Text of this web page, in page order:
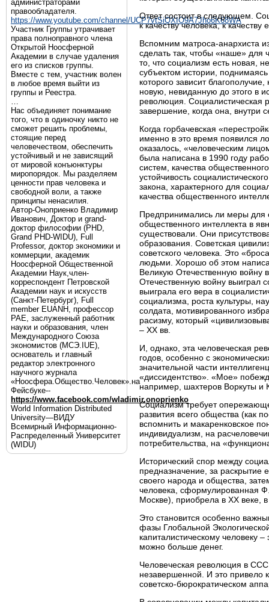
администраторами
правообладателя.
https://www.youtube.com/channel/UCP7vtSiQXIO9A7Jho6K68WA
Участник Группы утрачивает
права полноправного члена
Открытой Ноосферной
Академии в случае удаления
его из списков группы.
Вместе с тем, участник волен
в любое время выйти из
группы и Реестра.
…
Нас объединяет понимание
того, что в одиночку никто не
сможет решить проблемы,
стоящие перед
человечеством, обеспечить
устойчивый и не зависящий
от мировой конъюнктуры
миропорядок. Мы разделяем
ценности прав человека и
свободной воли, а также
принципы ненасилия.
Автор-Оноприенко Владимир
Иванович, Доктор и grand-
доктор философии (PHD,
Grand PHD-WIDU), Full
Professor, доктор экономики и
коммерции, академик
Ноосферной Общественной
Академии Наук,член-
корреспондент Петровской
Академии наук и искусств
(Санкт-Петербург), Full
member EUANH, профессор
РАЕ, заслуженный работник
науки и образования, член
Международного Союза
экономистов (МСЭ.IUE),
основатель и главный
редактор электронного
научного журнала
«Ноосфера.Общество.Человек».на
Фейсбуке--
https://www.facebook.com/wladimir.onoprienko
World Information Distributed
University—ВИДУ
Всемирный Информационно-
Распределенный Университет
(WIDU)
Ответ состоит в следующем.
к качеству человека, к качеству
Вспомним матроса-анархиста
сделать так, чтобы «наше»
то, что социализм есть новая,
субъектом истории,
которого зависит
новую, невиданную до этого в
революция. Социалистическая
завершение, когда она, внутри
Когда горбачевская
именно в это время появился
оказалось, «человеческим
была написана в 1990 году
систем, качества
устойчивость
закона, характерного для
качества общественного
Предпринимались ли меры для
общественного интеллекта в
существовали. Они
образования. Советская
советского человека. Это
людьми. Хорошо об этом
Великую Отечественную войну
Отечественную войну выиграл
выиграла его вера в
социализма, роста культуры,
солдата, мотивированного
расизму, который
– XX вв.
И, однако, эта человеческая
годов, особенно с
значительной части
«диссидентство». «Мое»
например, шахтеров Воркуты и
Социализм требует
развития всего общества (как
вспомнить и макаренковское
индивидуализм, на
потребительства, на
Исторический спор между
предназначение, за раскрытие
своего народа и общества,
человека, сформулированная
Москве), приобрела в ХХ веке, в
Это становится особенно
фазы Глобальной
капиталистическому человеку
можно больше денег.
Человеческая революция в
незавершенной. И это привело
советско-бюрократическом